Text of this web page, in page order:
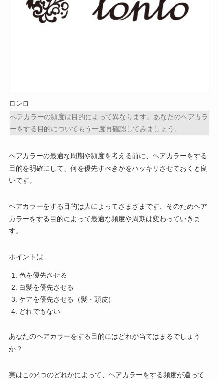
ロンロ
へアカラーの頻度は目的によって異なります。あなたのヘアカラ
ーをする目的についてもう一度再確認してみましょう。
ヘアカラーの最適な周期や頻度を考える前に、ヘアカラーをする
目的を明確にして、何を優先すべきかをハッキリさせておくと良
いです。
ヘアカラーをする目的は人によってさまざまです、そのためヘア
カラーをする目的によって最適な頻度や周期は変わっていきま
す。
ポイントは…
色を優先させる
白髪を優先させる
ケアを優先させる（髪・頭皮）
どれでもない
あなたのヘアカラーをする目的にはどれが当てはまるでしょう
か？
実はこの4つのどれかによって、ヘアカラーをする頻度が違って